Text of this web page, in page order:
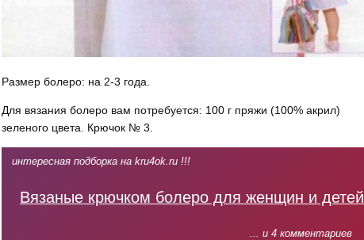
Размер болеро: на 2-3 года.
Для вязания болеро вам потребуется: 100 г пряжи (100% акрил)
зеленого цвета. Крючок № 3.
интересная подборка на kru4ok.ru !!!
Вязаные крючком болеро для женщин и детей
... и 4 комментариев